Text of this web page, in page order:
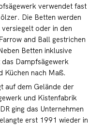
verwendet fast
Die Betten werden
oder in den
and Ball gestrichen
Betten inklusive
Dampfsägewerk
Küchen nach Maß.
auf dem Gelände der
und Kistenfabrik
ging das Unternehmen
erst 1991 wieder in